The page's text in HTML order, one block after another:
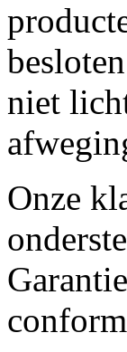
niet
Onze